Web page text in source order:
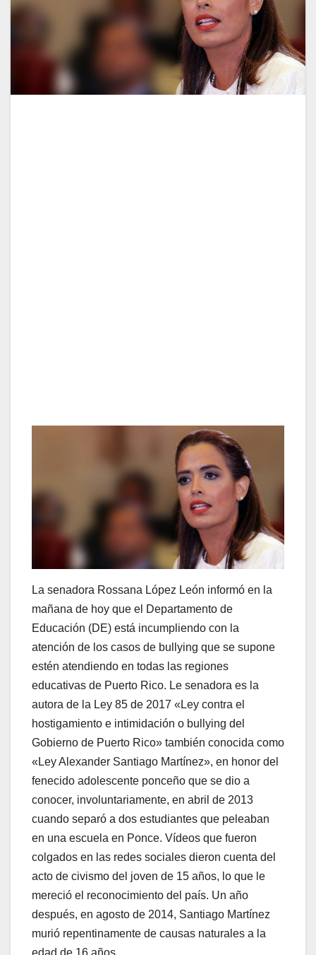
La senadora Rossana López León informó en la
mañana de hoy que el Departamento de
Educación (DE) está incumpliendo con la
atención de los casos de bullying que se supone
estén atendiendo en todas las regiones
educativas de Puerto Rico. Le senadora es la
autora de la Ley 85 de 2017 «Ley contra el
hostigamiento e intimidación o bullying del
Gobierno de Puerto Rico» también conocida como
«Ley Alexander Santiago Martínez», en honor del
fenecido adolescente ponceño que se dio a
conocer, involuntariamente, en abril de 2013
cuando separó a dos estudiantes que peleaban
en una escuela en Ponce. Vídeos que fueron
colgados en las redes sociales dieron cuenta del
acto de civismo del joven de 15 años, lo que le
mereció el reconocimiento del país. Un año
después, en agosto de 2014, Santiago Martínez
murió repentinamente de causas naturales a la
edad de 16 años.